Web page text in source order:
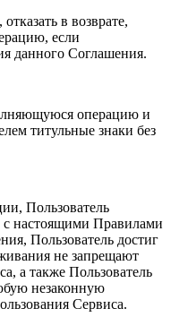
в возврате,
если
данного Соглашения.
операцию и
титульные знаки без
Пользователь
с настоящими Правилами
Пользователь достиг
не запрещают
а также Пользователь
незаконную
Сервиса.